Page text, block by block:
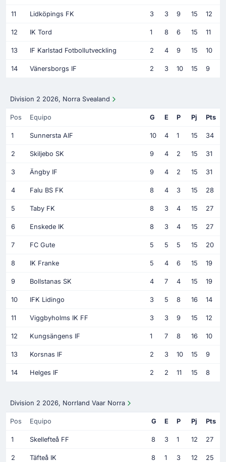
11 Lidköpings FK 3 3 9 15 12
12 IK Tord 1 8 6 15 11
13 IF Karlstad Fotbollutveckling 2 4 9 15 10
14 Vänersborgs IF 2 3 10 15 9
Division 2 2026, Norra Svealand
Pos Equipo G E P Pj Pts
1 Sunnersta AIF 10 4 1 15 34
2 Skiljebo SK 9 4 2 15 31
3 Ängby IF 9 4 2 15 31
4 Falu BS FK 8 4 3 15 28
5 Taby FK 8 3 4 15 27
6 Enskede IK 8 3 4 15 27
7 FC Gute 5 5 5 15 20
8 IK Franke 5 4 6 15 19
9 Bollstanas SK 4 7 4 15 19
10 IFK Lidingo 3 5 8 16 14
11 Viggbyholms IK FF 3 3 9 15 12
12 Kungsängens IF 1 7 8 16 10
13 Korsnas IF 2 3 10 15 9
14 Helges IF 2 2 11 15 8
Division 2 2026, Norrland Vaar Norra
Pos Equipo G E P Pj Pts
1 Skellefteå FF 8 3 1 12 27
2 Täfteå IK 8 1 3 12 25